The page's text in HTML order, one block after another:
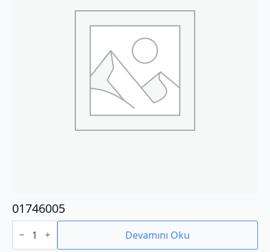
01746005
01746005
adet Devamını Oku